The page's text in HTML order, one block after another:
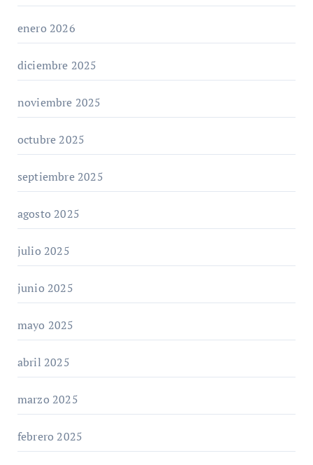
enero 2026
diciembre 2025
noviembre 2025
octubre 2025
septiembre 2025
agosto 2025
julio 2025
junio 2025
mayo 2025
abril 2025
marzo 2025
febrero 2025